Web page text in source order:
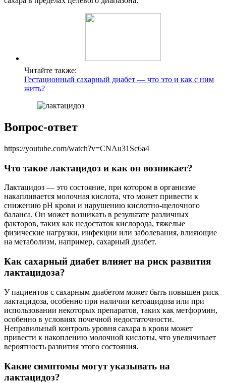
Читайте также:
Гестационный сахарный диабет — что это и как с ним
жить?
Вопрос-ответ
https://youtube.com/watch?v=CNAu31Sc6a4
Что такое лактацидоз и как он возникает?
Лактацидоз — это состояние, при котором в организме
накапливается молочная кислота, что может привести к
снижению pH крови и нарушению кислотно-щелочного
баланса. Он может возникать в результате различных
факторов, таких как недостаток кислорода, тяжелые
физические нагрузки, инфекции или заболевания, влияющие
на метаболизм, например, сахарный диабет.
Как сахарный диабет влияет на риск развития
лактацидоза?
У пациентов с сахарным диабетом может быть повышен риск
лактацидоза, особенно при наличии кетоацидоза или при
использовании некоторых препаратов, таких как метформин,
особенно в условиях почечной недостаточности.
Неправильный контроль уровня сахара в крови может
привести к накоплению молочной кислоты, что увеличивает
вероятность развития этого состояния.
Какие симптомы могут указывать на
лактацидоз?